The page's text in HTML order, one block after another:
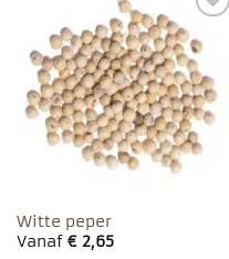
Toevoegen
aan
favorieten
Witte peper
Vanaf €2,65